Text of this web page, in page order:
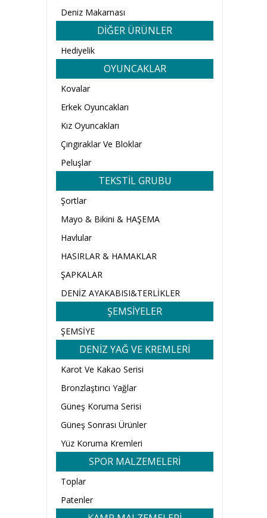
Deniz Makarnası
DİĞER ÜRÜNLER
Hediyelik
OYUNCAKLAR
Kovalar
Erkek Oyuncakları
Kız Oyuncakları
Çıngıraklar Ve Bloklar
Peluşlar
TEKSTİL GRUBU
Şortlar
Mayo & Bikini & HAŞEMA
Havlular
HASIRLAR & HAMAKLAR
ŞAPKALAR
DENİZ AYAKABISI&TERLİKLER
ŞEMSİYELER
ŞEMSİYE
DENİZ YAĞ VE KREMLERİ
Karot Ve Kakao Serisi
Bronzlaştırıcı Yağlar
Güneş Koruma Serisi
Güneş Sonrası Ürünler
Yüz Koruma Kremleri
SPOR MALZEMELERİ
Toplar
Patenler